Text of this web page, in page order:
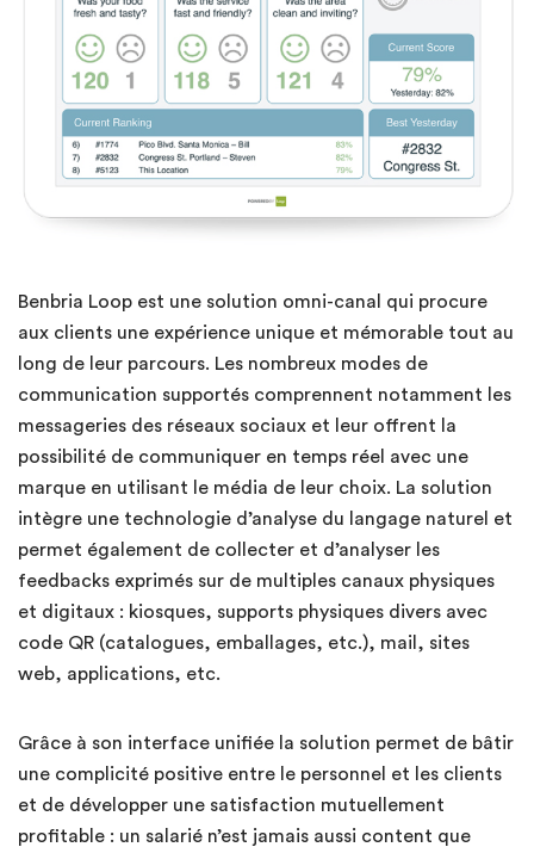
Benbria Loop est une solution omni-canal qui procure
aux clients une expérience unique et mémorable tout au
long de leur parcours. Les nombreux modes de
communication supportés comprennent notamment les
messageries des réseaux sociaux et leur offrent la
possibilité de communiquer en temps réel avec une
marque en utilisant le média de leur choix. La solution
intègre une technologie d’analyse du langage naturel et
permet également de collecter et d’analyser les
feedbacks exprimés sur de multiples canaux physiques
et digitaux : kiosques, supports physiques divers avec
code QR (catalogues, emballages, etc.), mail, sites
web, applications, etc.
Grâce à son interface unifiée la solution permet de bâtir
une complicité positive entre le personnel et les clients
et de développer une satisfaction mutuellement
profitable : un salarié n’est jamais aussi content que